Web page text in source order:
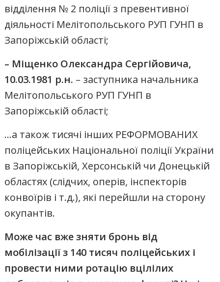
відділення № 2 поліції з превентивної
діяльності Мелітопольського РУП ГУНП в
Запоріжській області;
– Міщенко Олександра Сергійовича,
10.03.1981 р.н. – заступника начальника
Мелітопольського РУП ГУНП в
Запоріжській області;
…а також тисячі інших РЕФОРМОВАНИХ
поліцейських Національної поліції України
в Запоріжській, Херсонській чи Донецькій
областях (слідчих, оперів, інспекторів
конвоїрів і т.д.), які перейшли на сторону
окупантів.
Може час вже зняти бронь від
мобілізації з 140 тисяч поліцейських і
провести ними ротацію вцілілих